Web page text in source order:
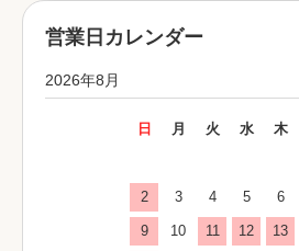
営業日カレンダー
2026年8月
日 月 火 水 木
2 3 4 5 6
9 10 11 12 13